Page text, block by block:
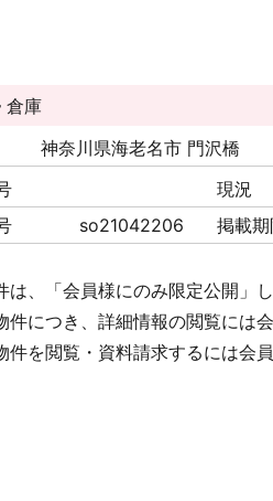
倉庫
神奈川県海老名市 門沢橋
現況
so21042206 掲載期
は、「会員様にのみ限定公開」
件につき、詳細情報の閲覧には
件を閲覧・資料請求するには会